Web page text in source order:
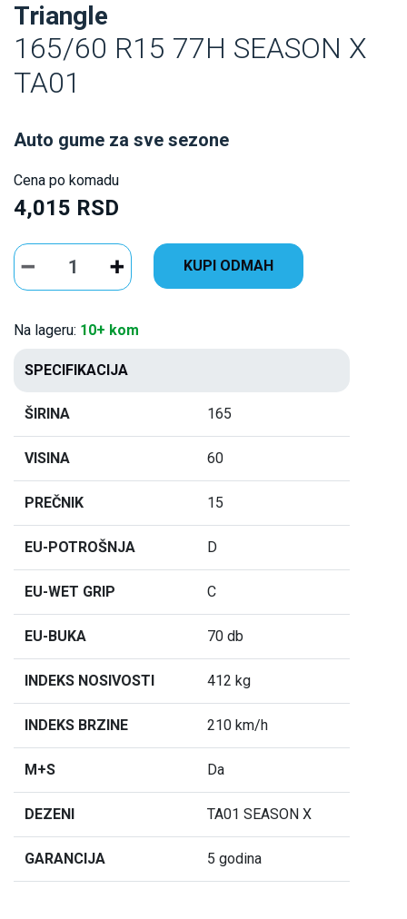
Triangle
165/60 R15 77H SEASON X
TA01
Auto gume za sve sezone
Cena po komadu
4,015 RSD
KUPI ODMAH
Na lageru: 10+ kom
SPECIFIKACIJA
ŠIRINA 165
VISINA 60
PREČNIK 15
EU-POTROŠNJA D
EU-WET GRIP C
EU-BUKA 70 db
INDEKS NOSIVOSTI 412 kg
INDEKS BRZINE 210 km/h
M+S Da
DEZENI TA01 SEASON X
GARANCIJA 5 godina